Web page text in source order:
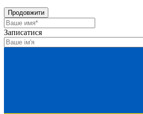
Продовжити
Записатися